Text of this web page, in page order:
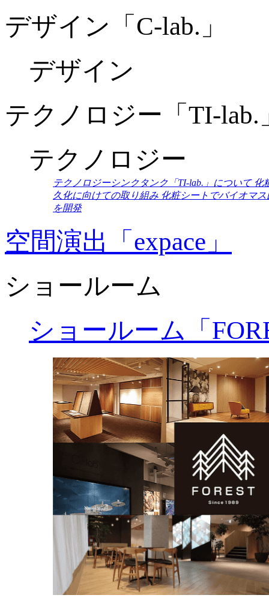
デザイン「C-lab.」
デザイン
テクノロジー「TI-lab.
テクノロジー
テクノロジーシンクタンク「TI-lab.」について 化
久化に向けての取り組み 化粧シートでバイオマ
を開発
空間演出「expace」
ショールーム
ショールーム「